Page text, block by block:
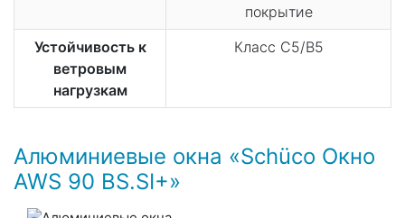
покрытие
Устойчивость к
ветровым
нагрузкам
Класс C5/B5
Алюминиевые окна «Schüco​ Окно
AWS​ 90​ BS.SI+»